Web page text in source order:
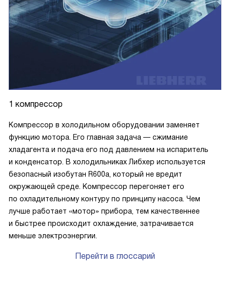
1 компрессор
Компрессор в холодильном оборудовании заменяет
функцию мотора. Его главная задача — сжимание
хладагента и подача его под давлением на испаритель
и конденсатор. В холодильниках Либхер используется
безопасный изобутан R600a, который не вредит
окружающей среде. Компрессор перегоняет его
по охладительному контуру по принципу насоса. Чем
лучше работает «мотор» прибора, тем качественнее
и быстрее происходит охлаждение, затрачивается
меньше электроэнергии.
Перейти в глоссарий